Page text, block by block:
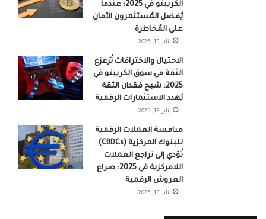
الكريبتو في 2025: عندما
يُفضل المُستثمرون الأمان
على المُخاطرة
يناير 13, 2025
الاحتيال والاختراقات تُزعزع
الثقة في سوق الكريبتو في
2025: شبح فقدان الثقة
يُهدد الاستثمارات الرقمية
يناير 13, 2025
منافسة العملات الرقمية
للبنوك المركزية (CBDCs)
تُؤدي إلى تراجع العملات
اللامركزية في 2025: صراع
العروش الرقمية
يناير 13, 2025